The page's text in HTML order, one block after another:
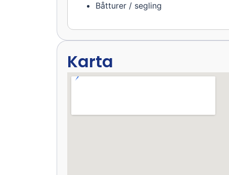
Båtturer / segling
Karta